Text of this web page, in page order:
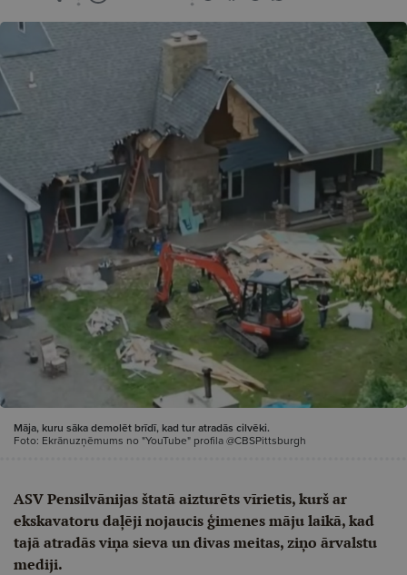
Māja, kuru sāka demolēt brīdī, kad tur atradās cilvēki.
Foto: Ekrānuzņēmums no "YouTube" profila @CBSPittsburgh
ASV Pensilvānijas štatā aizturēts vīrietis, kurš ar
ekskavatoru daļēji nojaucis ģimenes māju laikā, kad
tajā atradās viņa sieva un divas meitas, ziņo ārvalstu
mediji.